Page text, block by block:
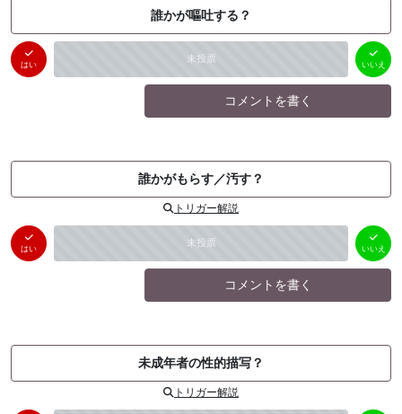
誰かが嘔吐する？
はい 未投票
いいえ
（ 0件）
いいえ
コメントを書く
誰かがもらす／汚す？
トリガー解説
はい 未投票
いいえ
（ 0件）
いいえ
コメントを書く
未成年者の性的描写？
トリガー解説